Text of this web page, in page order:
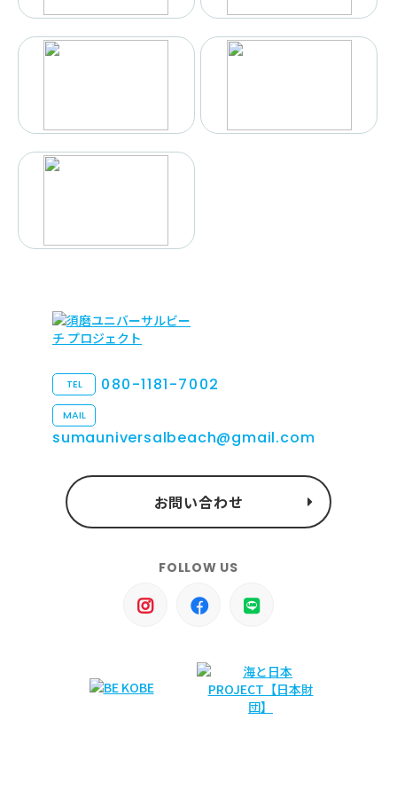
TEL 080-1181-7002
MAIL
sumauniversalbeach@gmail.com
お問い合わせ
FOLLOW US